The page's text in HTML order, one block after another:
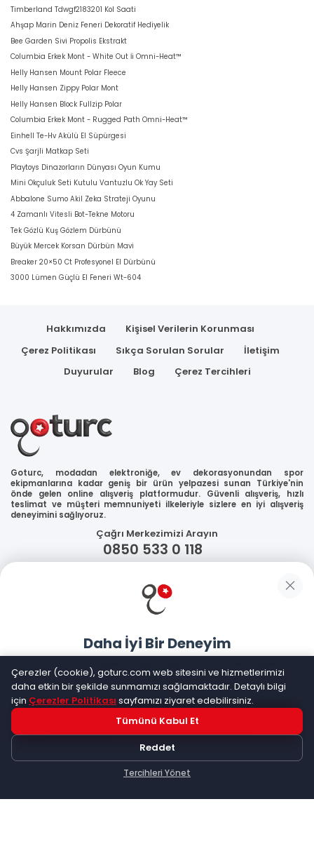
Timberland Tdwgf2183201 Kol Saati
Ahşap Marin Deniz Feneri Dekoratif Hediyelik
Bee Garden Sivi Propolis Ekstrakt
Columbia Erkek Mont - White Out İi Omni-Heat™
Helly Hansen Mount Polar Fleece
Helly Hansen Zippy Polar Mont
Helly Hansen Block Fullzip Polar
Columbia Erkek Mont - Rugged Path Omni-Heat™
Einhell Te-Hv Akülü El Süpürgesi
Cvs Şarjli Matkap Seti
Playtoys Dinazorların Dünyası Oyun Kumu
Mini Okçuluk Seti Kutulu Vantuzlu Ok Yay Seti
Abbalone Sumo Akil Zeka Strateji Oyunu
4 Zamanlı Vitesli Bot-Tekne Motoru
Tek Gözlü Kuş Gözlem Dürbünü
Büyük Mercek Korsan Dürbün Mavi
Breaker 20×50 Ct Profesyonel El Dürbünü
3000 Lümen Güçlü El Feneri Wt-604
Hakkımızda
Kişisel Verilerin Korunması
Çerez Politikası
Sıkça Sorulan Sorular
İletişim
Duyurular
Blog Çerez Tercihleri
Goturc, modadan elektroniğe, ev dekorasyonundan spor
ekipmanlarına kadar geniş bir ürün yelpazesi sunan Türkiye'nin
önde gelen online alışveriş platformudur. Güvenli alışveriş, hızlı
teslimat ve müşteri memnuniyeti ilkeleriyle sizlere en iyi alışveriş
deneyimini sağlıyoruz.
Çağrı Merkezimizi Arayın
0850 533 0 118
Güvenliğiniz
Sosyal Medya
Mobil Uygulamalarımız
Daha İyi Bir Deneyim
Goturc mobil uygulamasıyla daha hızlı ve kolay alışveriş
yapın
Hemen Dene!
Uygulama yüklüyse açılacak, değilseGoogle Play'e
yönlendirileceksiniz
Çerezler (cookie), goturc.com web sitesini ve hizmetlerimizi
daha etkin bir şekilde sunmamızı sağlamaktadır. Detaylı bilgi
için Çerezler Politikası sayfamızı ziyaret edebilirsiniz.
Tümünü Kabul Et
Reddet
Tercihleri Yönet